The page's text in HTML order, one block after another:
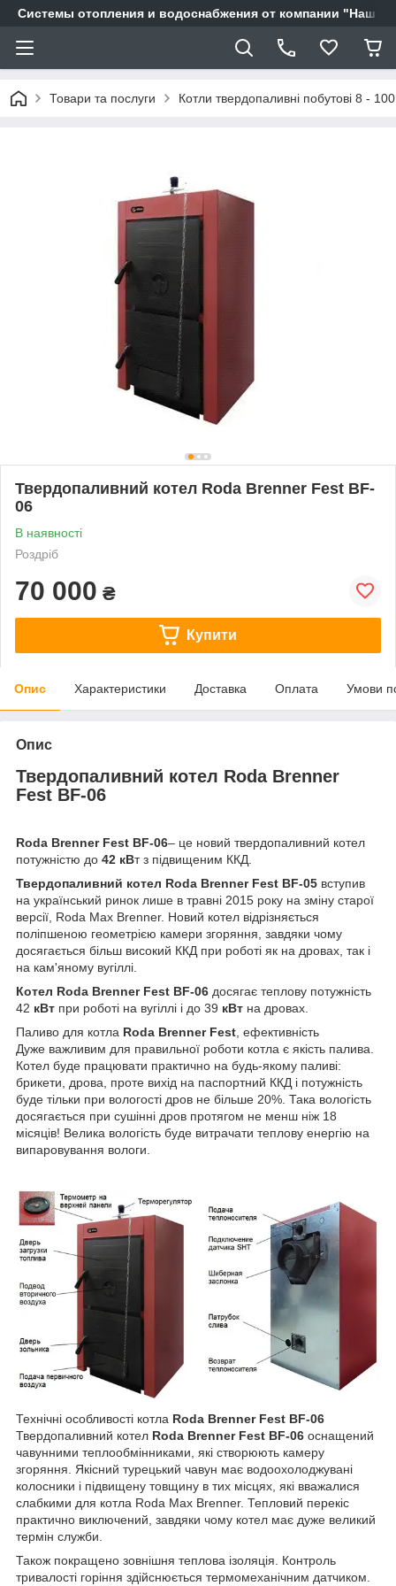
Системы отопления и водоснабжения от компании "Наш
Товари та послуги Котли твердопаливні побутові 8 - 100
Твердопаливний котел Roda Brenner Fest BF-
06
В наявності
Роздріб
70 000 ₴
Купити
Опис Характеристики Доставка Оплата Умови
Опис
Твердопаливний котел Roda Brenner
Fest BF-06
Roda Brenner Fest BF-06– це новий твердопаливний котел
потужністю до 42 кВтз підвищеним ККД.
Твердопаливний котел Roda Brenner Fest BF-05 вступив
на український ринок лише в травні 2015 року на зміну старої
версії, Roda Max Brenner. Новий котел відрізняється
поліпшеною геометрією камери згоряння, завдяки чому
досягається більш високий ККД при роботі як на дровах, так і
на кам'яному вугіллі.
Котел Roda Brenner Fest BF-06 досягає теплову потужність
42 кВт при роботі на вугіллі і до 39 кВт на дровах.
Паливо для котла Roda Brenner Fest, ефективність
Дуже важливим для правильної роботи котла є якість палива.
Котел буде працювати практично на будь-якому паливі:
брикети, дрова, проте вихід на паспортний ККД і потужність
буде тільки при вологості дров не більше 20%. Така вологість
досягається при сушінні дров протягом не менш ніж 18
місяців! Велика вологість буде витрачати теплову енергію на
випаровування вологи.
Технічні особливості котла Roda Brenner Fest BF-06
Твердопаливний котел Roda Brenner Fest BF-06 оснащений
чавунними теплообмінниками, які створюють камеру
згоряння. Якісний турецький чавун має водоохолоджувані
колосники і підвищену товщину в тих місцях, які вважалися
слабкими для котла Roda Max Brenner. Тепловий перекіс
практично виключений, завдяки чому котел має дуже великий
термін служби.
Також покращено зовнішня теплова ізоляція. Контроль
тривалості горіння здійснюється термомеханічним датчиком.